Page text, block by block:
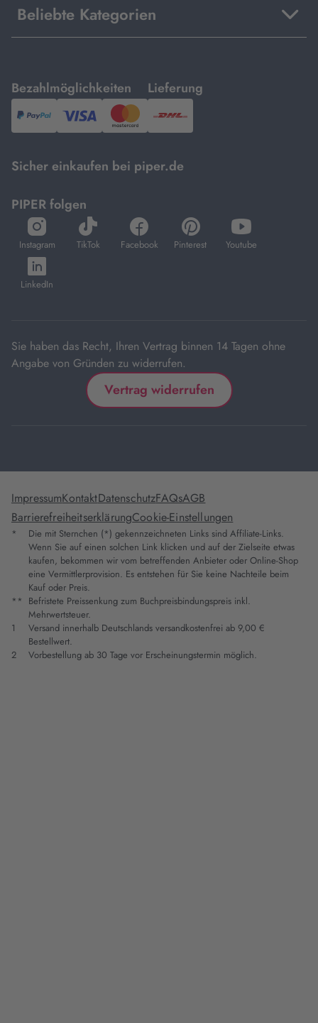
Beliebte Kategorien
Bezahlmöglichkeiten
mit
PayPal,Visa
und
Lieferung
mit
DHL.
Sicher einkaufen bei piper.de
PIPER folgen
Instagram
öffnet
in
neuem
Tab
TikTok
öffnet
in
Facebook
öffnet
in
Pinterest
öffnet
in
Youtube
öffnet
in
LinkedIn
öffnet
in
Sie haben das Recht, Ihren Vertrag binnen 14 Tagen ohne
Angabe von Gründen zu widerrufen.
Vertrag widerrufen
ImpressumKontaktDatenschutzFAQsAGB
BarrierefreiheitserklärungCookie-Einstellungen
*
Die mit Sternchen (*) gekennzeichneten Links sind Affiliate-Links.
Wenn Sie auf einen solchen Link klicken und auf der Zielseite etwas
kaufen, bekommen wir vom betreffenden Anbieter oder Online-Shop
eine Vermittlerprovision. Es entstehen für Sie keine Nachteile beim
Kauf oder Preis.
** Befristete Preissenkung zum Buchpreisbindungspreis inkl.
Mehrwertsteuer.
1
Versand innerhalb Deutschlands versandkostenfrei ab 9,00 €
Bestellwert.
2
Vorbestellung ab 30 Tage vor Erscheinungstermin möglich.